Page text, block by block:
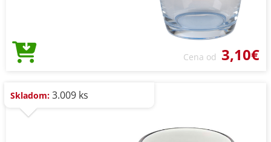
Cena od 3,10€
Skladom: 3.009 ks